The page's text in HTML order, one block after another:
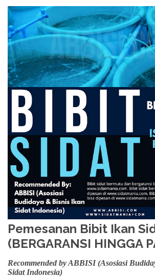
Pemesanan Bibit Ikan
(BERGARANSI HINGGA
Recommended by ABBISI (Asosiasi
Sidat Indonesia)